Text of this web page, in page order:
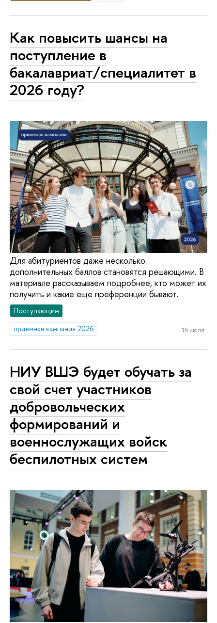
Как повысить шансы на
поступление в
бакалавриат/специалитет в
2026 году?
Для абитуриентов даже несколько
дополнительных баллов становятся решающими. В
материале рассказываем подробнее, кто может их
получить и какие еще преференции бывают.
Поступающим
приемная кампания 2026
16 июля
НИУ ВШЭ будет обучать за
свой счет участников
добровольческих
формирований и
военнослужащих войск
беспилотных систем